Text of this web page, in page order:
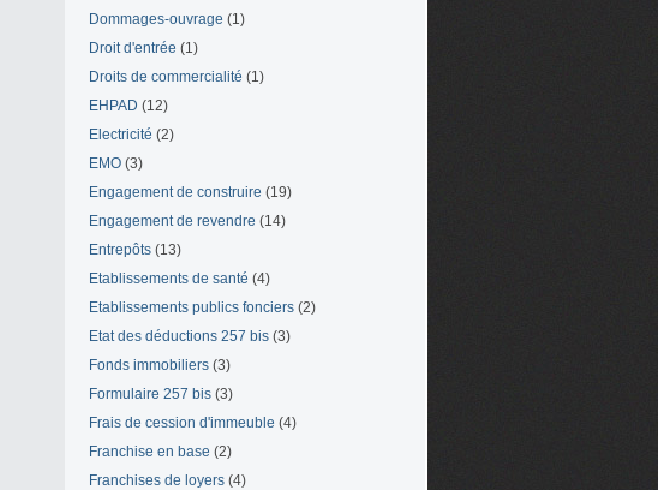
Dommages-ouvrage (1)
Droit d'entrée (1)
Droits de commercialité (1)
EHPAD (12)
Electricité (2)
EMO (3)
Engagement de construire (19)
Engagement de revendre (14)
Entrepôts (13)
Etablissements de santé (4)
Etablissements publics fonciers (2)
Etat des déductions 257 bis (3)
Fonds immobiliers (3)
Formulaire 257 bis (3)
Frais de cession d'immeuble (4)
Franchise en base (2)
Franchises de loyers (4)